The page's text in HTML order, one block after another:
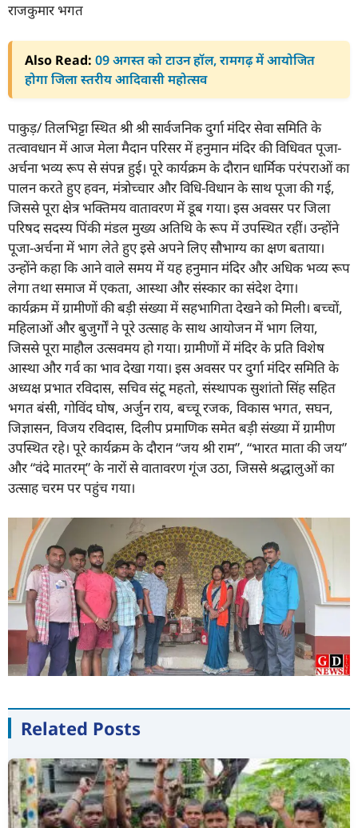
राजकुमार भगत
Also Read: 09 अगस्त को टाउन हॉल, रामगढ़ में आयोजित
होगा जिला स्तरीय आदिवासी महोत्सव
पाकुड़/ तिलभिट्टा स्थित श्री श्री सार्वजनिक दुर्गा मंदिर सेवा समिति के
तत्वावधान में आज मेला मैदान परिसर में हनुमान मंदिर की विधिवत पूजा-
अर्चना भव्य रूप से संपन्न हुई। पूरे कार्यक्रम के दौरान धार्मिक परंपराओं का
पालन करते हुए हवन, मंत्रोच्चार और विधि-विधान के साथ पूजा की गई,
जिससे पूरा क्षेत्र भक्तिमय वातावरण में डूब गया। इस अवसर पर जिला
परिषद सदस्य पिंकी मंडल मुख्य अतिथि के रूप में उपस्थित रहीं। उन्होंने
पूजा-अर्चना में भाग लेते हुए इसे अपने लिए सौभाग्य का क्षण बताया।
उन्होंने कहा कि आने वाले समय में यह हनुमान मंदिर और अधिक भव्य रूप
लेगा तथा समाज में एकता, आस्था और संस्कार का संदेश देगा।
कार्यक्रम में ग्रामीणों की बड़ी संख्या में सहभागिता देखने को मिली। बच्चों,
महिलाओं और बुजुर्गों ने पूरे उत्साह के साथ आयोजन में भाग लिया,
जिससे पूरा माहौल उत्सवमय हो गया। ग्रामीणों में मंदिर के प्रति विशेष
आस्था और गर्व का भाव देखा गया। इस अवसर पर दुर्गा मंदिर समिति के
अध्यक्ष प्रभात रविदास, सचिव संटू महतो, संस्थापक सुशांतो सिंह सहित
भगत बंसी, गोविंद घोष, अर्जुन राय, बच्चू रजक, विकास भगत, सघन,
जिज्ञासन, विजय रविदास, दिलीप प्रमाणिक समेत बड़ी संख्या में ग्रामीण
उपस्थित रहे। पूरे कार्यक्रम के दौरान “जय श्री राम”, “भारत माता की जय”
और “वंदे मातरम्” के नारों से वातावरण गूंज उठा, जिससे श्रद्धालुओं का
उत्साह चरम पर पहुंच गया।
Related Posts